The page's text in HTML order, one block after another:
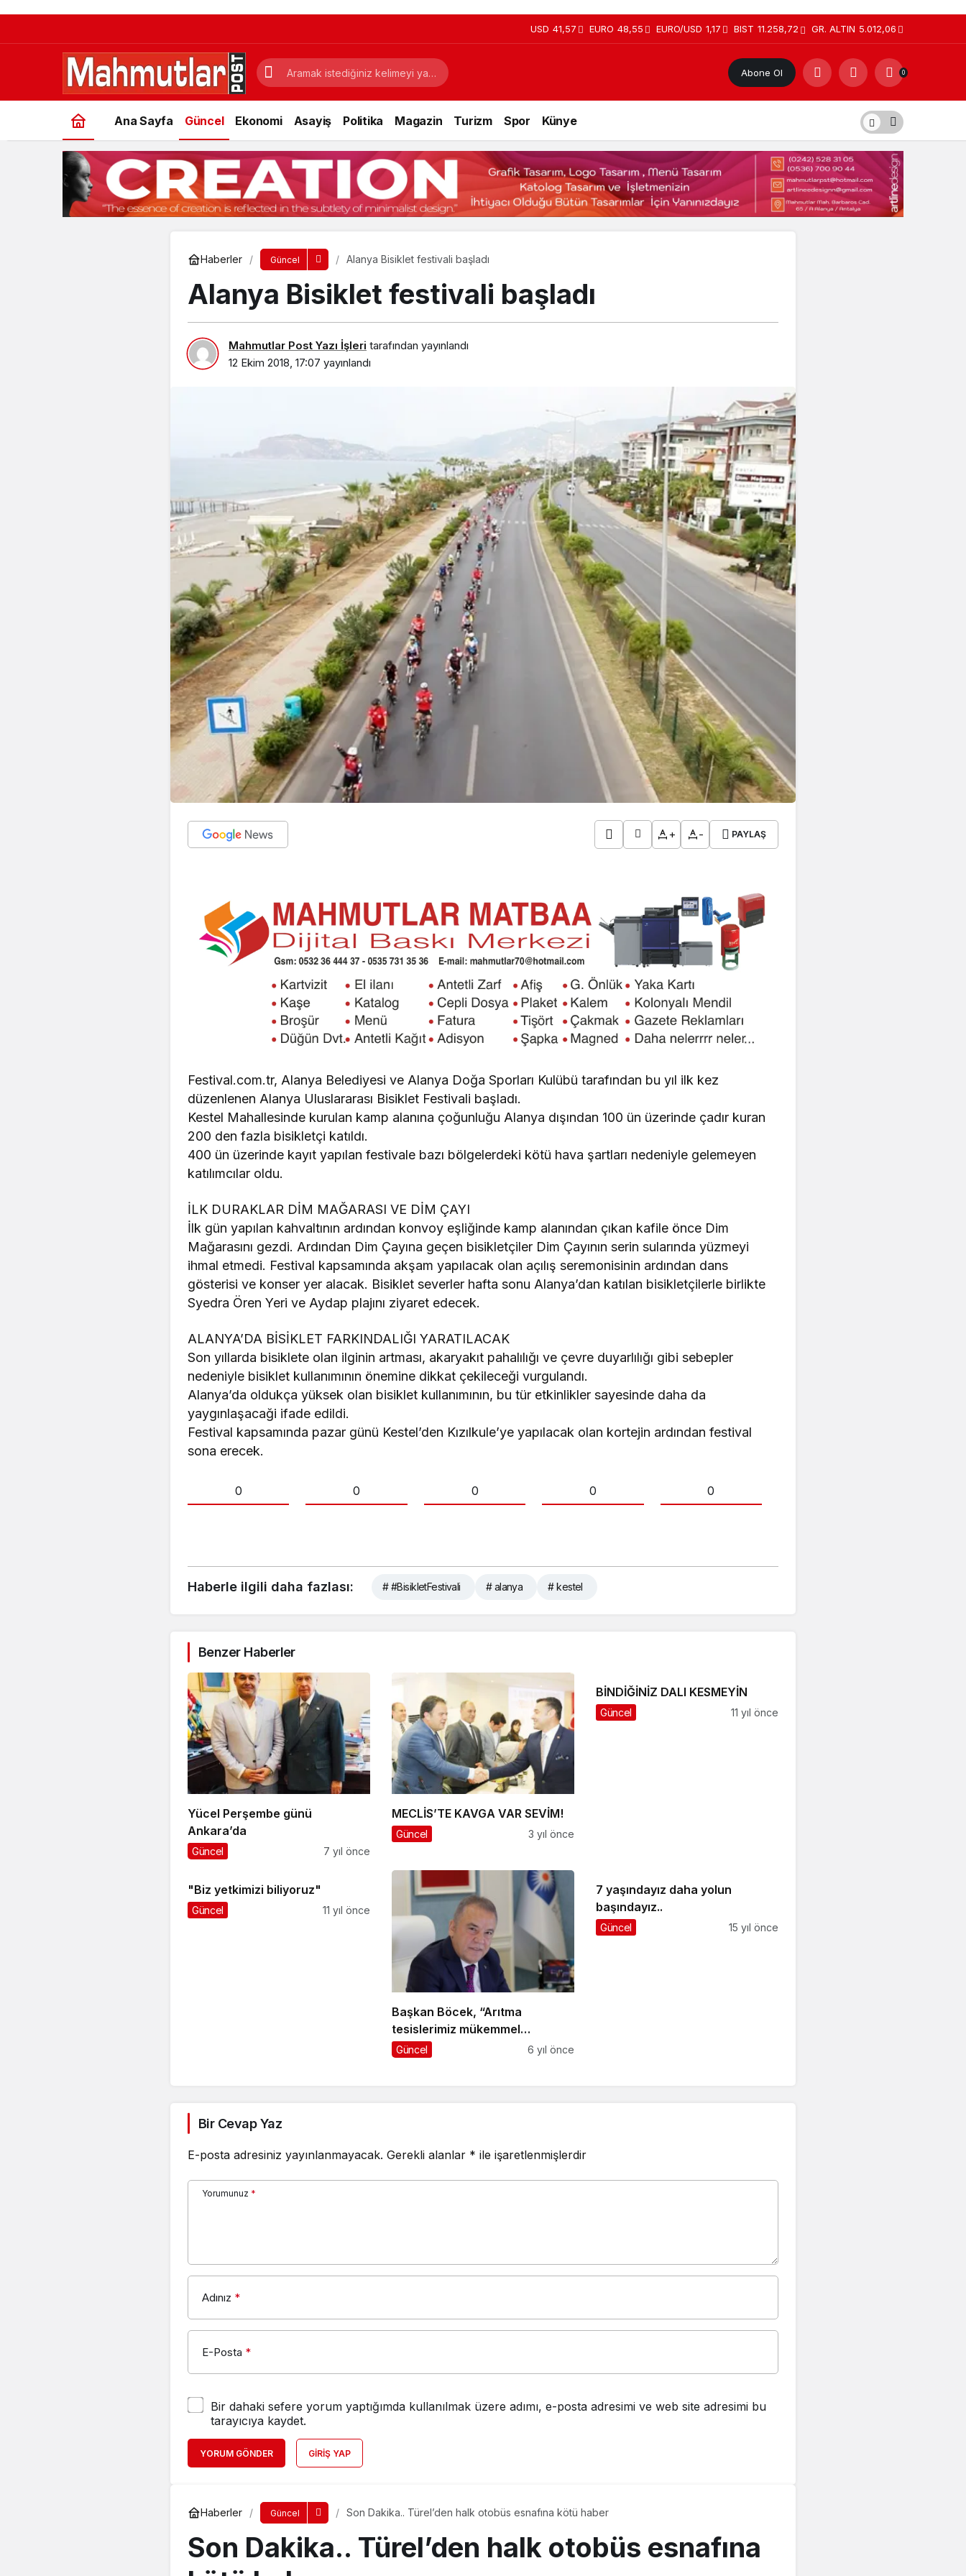
USD 41,57 EURO 48,55 EURO/USD 1,17 BIST 11.258,72 GR. ALTIN 5.012,06
Abone Ol 0
Ana Sayfa Güncel Ekonomi Asayiş Politika Magazin Turizm Spor Künye
Haberler Güncel Alanya Bisiklet festivali başladı
Alanya Bisiklet festivali başladı
Mahmutlar Post Yazı İşleri tarafından yayınlandı
12 Ekim 2018, 17:07 yayınlandı
+ - PAYLAŞ
Festival.com.tr, Alanya Belediyesi ve Alanya Doğa Sporları Kulübü tarafından bu yıl ilk kez
düzenlenen Alanya Uluslararası Bisiklet Festivali başladı.
Kestel Mahallesinde kurulan kamp alanına çoğunluğu Alanya dışından 100 ün üzerinde çadır kuran
200 den fazla bisikletçi katıldı.
400 ün üzerinde kayıt yapılan festivale bazı bölgelerdeki kötü hava şartları nedeniyle gelemeyen
katılımcılar oldu.
İLK DURAKLAR DİM MAĞARASI VE DİM ÇAYI
İlk gün yapılan kahvaltının ardından konvoy eşliğinde kamp alanından çıkan kafile önce Dim
Mağarasını gezdi. Ardından Dim Çayına geçen bisikletçiler Dim Çayının serin sularında yüzmeyi
ihmal etmedi. Festival kapsamında akşam yapılacak olan açılış seremonisinin ardından dans
gösterisi ve konser yer alacak. Bisiklet severler hafta sonu Alanya’dan katılan bisikletçilerle birlikte
Syedra Ören Yeri ve Aydap plajını ziyaret edecek.
ALANYA’DA BİSİKLET FARKINDALIĞI YARATILACAK
Son yıllarda bisiklete olan ilginin artması, akaryakıt pahalılığı ve çevre duyarlılığı gibi sebepler
nedeniyle bisiklet kullanımının önemine dikkat çekileceği vurgulandı.
Alanya’da oldukça yüksek olan bisiklet kullanımının, bu tür etkinlikler sayesinde daha da
yaygınlaşacaği ifade edildi.
Festival kapsamında pazar günü Kestel’den Kızılkule’ye yapılacak olan kortejin ardından festival
sona erecek.
0 0 0 0 0
Haberle ilgili daha fazlası: # #BisikletFestivali # alanya # kestel
Benzer Haberler
Yücel Perşembe günü
Ankara’da
Güncel 7 yıl önce
MECLİS’TE KAVGA VAR SEVİM!
Güncel 3 yıl önce
BİNDİĞİNİZ DALI KESMEYİN
Güncel 11 yıl önce
"Biz yetkimizi biliyoruz"
Güncel 11 yıl önce
Başkan Böcek, “Arıtma
tesislerimiz mükemmel
çalışıyor”
Güncel 6 yıl önce
7 yaşındayız daha yolun
başındayız..
Güncel 15 yıl önce
Bir Cevap Yaz
E-posta adresiniz yayınlanmayacak. Gerekli alanlar * ile işaretlenmişlerdir
Yorumunuz *
Adınız *
E-Posta *
Bir dahaki sefere yorum yaptığımda kullanılmak üzere adımı, e-posta adresimi ve web site adresimi bu
tarayıcıya kaydet.
YORUM GÖNDER GIRIŞ YAP
Haberler Güncel Son Dakika.. Türel’den halk otobüs esnafına kötü haber
Son Dakika.. Türel’den halk otobüs esnafına